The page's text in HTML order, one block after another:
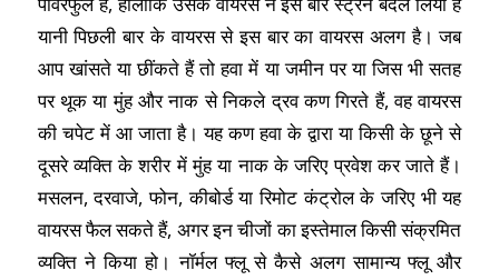
यानी पिछली बार के वायरस से इस बार का वायरस अलग है। जब
आप खांसते या छींकते हैं तो हवा में या जमीन पर या जिस भी सतह
पर थूक या मुंह और नाक से निकले द्रव कण गिरते हैं, वह वायरस
की चपेट में आ जाता है। यह कण हवा के द्वारा या किसी के छूने से
दूसरे व्यक्ति के शरीर में मुंह या नाक के जरिए प्रवेश कर जाते हैं।
मसलन, दरवाजे, फोन, कीबोर्ड या रिमोट कंट्रोल के जरिए भी यह
वायरस फैल सकते हैं, अगर इन चीजों का इस्तेमाल किसी संक्रमित
व्यक्ति ने किया हो। नॉर्मल फ्लू से कैसे अलग सामान्य फ्लू और